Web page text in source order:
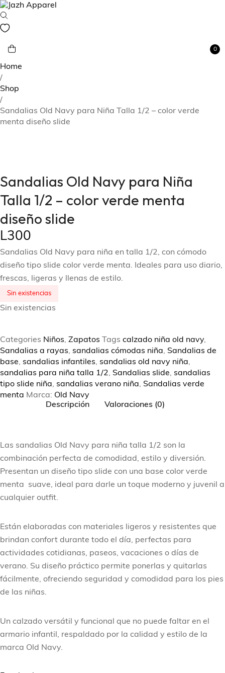
0
Home
/
Shop
/
Sandalias Old Navy para Niña Talla 1/2 – color verde
menta diseño slide
Sandalias Old Navy para Niña
Talla 1/2 – color verde menta
diseño slide
L300
Sandalias Old Navy para niña en talla 1/2, con cómodo
diseño tipo slide color verde menta. Ideales para uso diario,
frescas, ligeras y llenas de estilo.
Sin existencias
Sin existencias
Categories Niños, Zapatos Tags calzado niña old navy,
Sandalias a rayas, sandalias cómodas niña, Sandalias de
base, sandalias infantiles, sandalias old navy niña,
sandalias para niña talla 1/2, Sandalias slide, sandalias
tipo slide niña, sandalias verano niña, Sandalias verde
menta Marca: Old Navy
Descripción
Valoraciones (0)
‍Las sandalias Old Navy para niña talla 1/2 son la
combinación perfecta de comodidad, estilo y diversión.
Presentan un diseño tipo slide con una base color verde
menta suave, ideal para darle un toque moderno y juvenil a
cualquier outfit.
Están elaboradas con materiales ligeros y resistentes que
brindan confort durante todo el día, perfectas para
actividades cotidianas, paseos, vacaciones o días de
verano. Su diseño práctico permite ponerlas y quitarlas
fácilmente, ofreciendo seguridad y comodidad para los pies
de las niñas.
Un calzado versátil y funcional que no puede faltar en el
armario infantil, respaldado por la calidad y estilo de la
marca Old Navy.